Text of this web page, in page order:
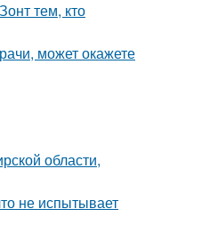
тем, кто
может окажете
области,
не испытывает